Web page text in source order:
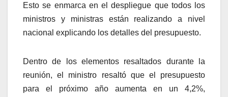
Esto se enmarca en el despliegue que todos los
ministros y ministras están realizando a nivel
nacional explicando los detalles del presupuesto.
Dentro de los elementos resaltados durante la
reunión, el ministro resaltó que el presupuesto
para el próximo año aumenta en un 4,2%,